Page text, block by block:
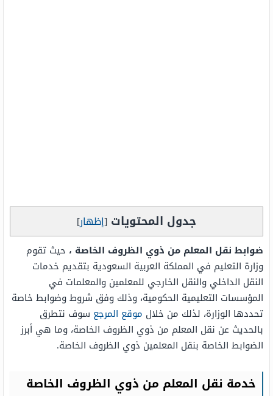
جدول المحتويات [إظهار]
ضوابط نقل المعلم من ذوي الظروف الخاصة ، حيث تقوم
وزارة التعليم في المملكة العربية السعودية بتقديم خدمات
النقل الداخلي والنقل الخارجي للمعلمين والمعلمات في
المؤسسات التعليمية الحكومية، وذلك وفق شروط وضوابط خاصة
تحددها الوزارة، لذلك من خلال موقع المرجع سوف نتطرق
بالحديث عن نقل المعلم من ذوي الظروف الخاصة، وما هي أبرز
الضوابط الخاصة بنقل المعلمين ذوي الظروف الخاصة.
خدمة نقل المعلم من ذوي الظروف الخاصة